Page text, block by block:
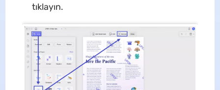
tıklayın.